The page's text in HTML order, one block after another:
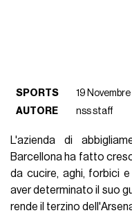
SPORTS
19
AUTORE
nss staff
L'azienda di
Barcellona ha fatto
da cucire, aghi, forbici
aver determinato il suo
rende il terzino